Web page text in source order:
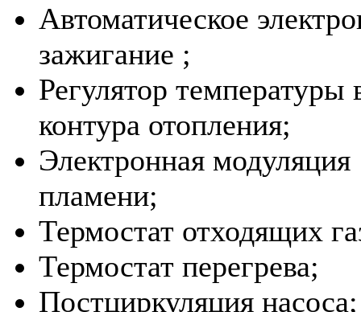
Автоматическое
зажигание ;
Регулятор температуры
контура отопления;
Электронная модуляция
пламени;
Термостат отходящих
Термостат перегрева;
Постциркуляция насоса;